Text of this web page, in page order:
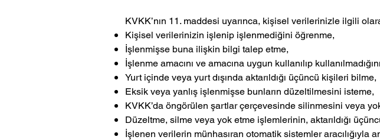
KVKK’nın 11. maddesi uyarınca, kişisel verilerinizle ilgili
Kişisel verilerinizin işlenip işlenmediğini öğrenme,
İşlenmişse buna ilişkin bilgi talep etme,
İşlenme amacını ve amacına uygun kullanılıp
Yurt içinde veya yurt dışında aktarıldığı üçüncü kişileri bilme,
Eksik veya yanlış işlenmişse bunların düzeltilmesini isteme,
KVKK’da öngörülen şartlar çerçevesinde silinmesini veya
Düzeltme, silme veya yok etme işlemlerinin, aktarıldığı
İşlenen verilerin münhasıran otomatik sistemler